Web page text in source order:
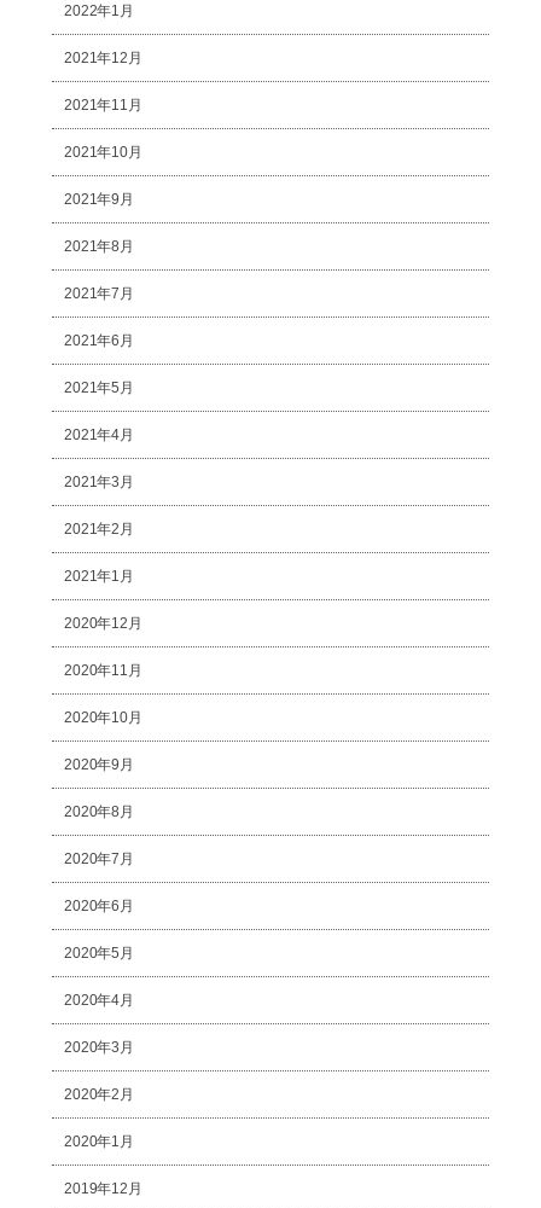
2022年1月
2021年12月
2021年11月
2021年10月
2021年9月
2021年8月
2021年7月
2021年6月
2021年5月
2021年4月
2021年3月
2021年2月
2021年1月
2020年12月
2020年11月
2020年10月
2020年9月
2020年8月
2020年7月
2020年6月
2020年5月
2020年4月
2020年3月
2020年2月
2020年1月
2019年12月